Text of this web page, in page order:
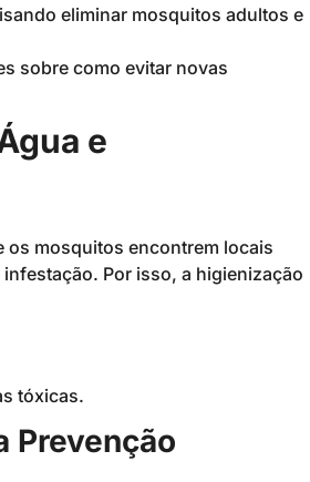
eliminar mosquitos adultos e
sobre como evitar novas
e
os mosquitos encontrem locais
Por isso, a higienização
tóxicas.
Prevenção